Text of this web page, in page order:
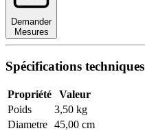
Demander
Mesures
Spécifications techniques
Propriété
Valeur
Poids
3,50 kg
Diametre 45,00 cm